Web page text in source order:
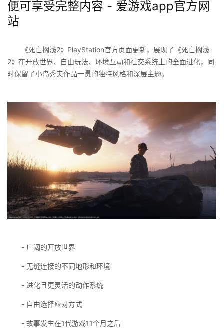
便可享受完整内容 - 爱游戏app官方网
站
《死亡搁浅2》PlayStation官方页面更新，展现了《死亡搁浅
2》在开放世界、自由玩法、环境互动和社交系统上的全面进化，同
时保留了小岛秀夫作品一贯的独特风格和深层主题。
- 广阔的开放世界
- 无缝连接的不同地形和环境
- 进化且更灵活的动作系统
- 自由选择应对方式
- 故事发生在1代游戏11个月之后